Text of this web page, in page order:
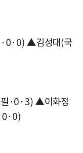
▲김성대(국
·0·3) ▲이화정